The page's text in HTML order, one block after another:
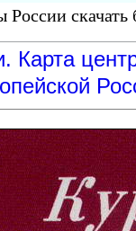
Карта